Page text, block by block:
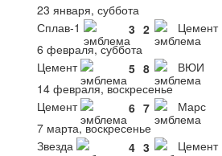
23 января, суббота
Сплав-1
3 2 Цемент
6 февраля, суббота
Цемент
5 8 ВЮИ
14 февраля, воскресенье
Цемент
6 7 Марс
7 марта, воскресенье
Звезда
4 3 Цемент